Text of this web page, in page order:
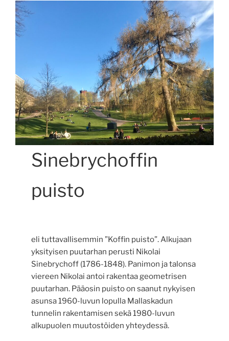
Sinebrychoffin
puisto
eli tuttavallisemmin ”Koffin puisto”. Alkujaan
yksityisen puutarhan perusti Nikolai
Sinebrychoff (1786-1848). Panimon ja talonsa
viereen Nikolai antoi rakentaa geometrisen
puutarhan. Pääosin puisto on saanut nykyisen
asunsa 1960-luvun lopulla Mallaskadun
tunnelin rakentamisen sekä 1980-luvun
alkupuolen muutostöiden yhteydessä.